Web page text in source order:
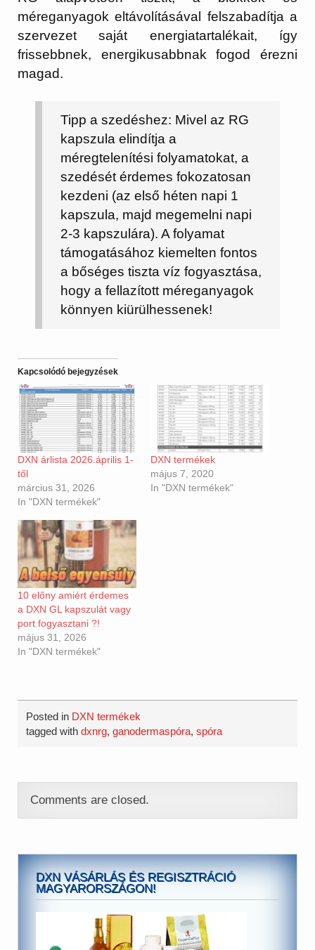
méreganyagok eltávolításával felszabadítja a
szervezet saját energiatartalékait, így
frissebbnek, energikusabbnak fogod érezni
magad.
Tipp a szedéshez: Mivel az RG
kapszula elindítja a
méregtelenítési folyamatokat, a
szedését érdemes fokozatosan
kezdeni (az első héten napi 1
kapszula, majd megemelni napi
2-3 kapszulára). A folyamat
támogatásához kiemelten fontos
a bőséges tiszta víz fogyasztása,
hogy a fellazított méreganyagok
könnyen kiürülhessenek!
Kapcsolódó bejegyzések
DXN árlista 2026.április 1-
től
március 31, 2026
In "DXN termékek"
DXN termékek
május 7, 2020
In "DXN termékek"
10 előny amiért érdemes
a DXN GL kapszulát vagy
port fogyasztani ?!
május 31, 2026
In "DXN termékek"
Posted in DXN termékek
tagged withdxnrg,ganodermaspóra,spóra
Comments are closed.
DXN VÁSÁRLÁS ÉS REGISZTRÁCIÓ
MAGYARORSZÁGON!